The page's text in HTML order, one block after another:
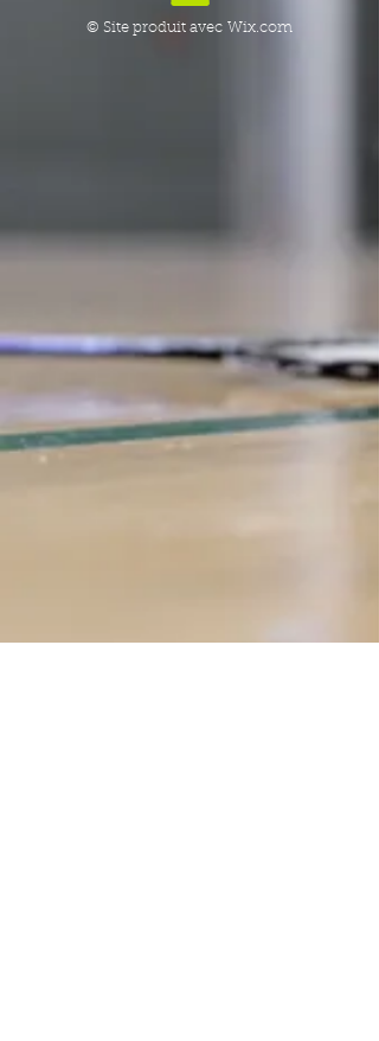
© Site produit avec Wix.com